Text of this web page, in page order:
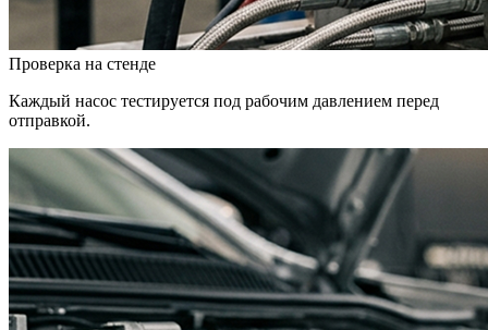
Проверка на стенде
Каждый насос тестируется под рабочим давлением перед
отправкой.